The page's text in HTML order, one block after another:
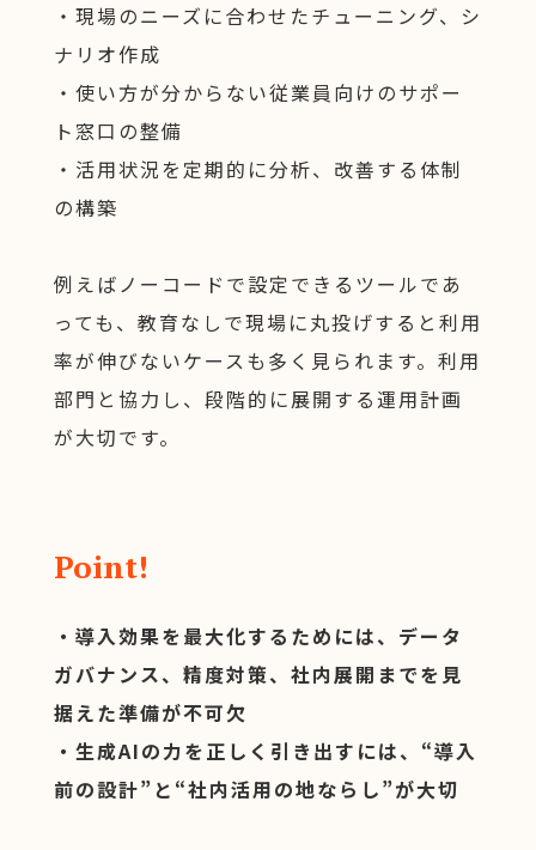
・現場のニーズに合わせたチューニング、シ
ナリオ作成
・使い方が分からない従業員向けのサポー
ト窓口の整備
・活用状況を定期的に分析、改善する体制
の構築
例えばノーコードで設定できるツールであ
っても、教育なしで現場に丸投げすると利用
率が伸びないケースも多く見られます。利用
部門と協力し、段階的に展開する運用計画
が大切です。
Point!
・導入効果を最大化するためには、データ
ガバナンス、精度対策、社内展開までを見
据えた準備が不可欠
・生成AIの力を正しく引き出すには、“導入
前の設計”と“社内活用の地ならし”が大切